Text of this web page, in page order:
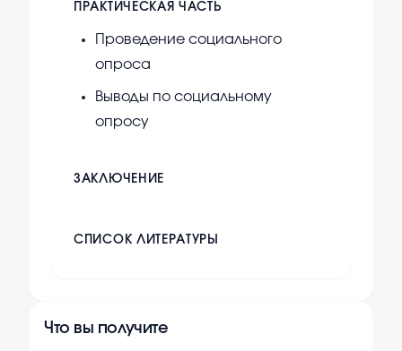
ПРАКТИЧЕСКАЯ ЧАСТЬ
Проведение социального
опроса
Выводы по социальному
опросу
ЗАКЛЮЧЕНИЕ
СПИСОК ЛИТЕРАТУРЫ
Что вы получите